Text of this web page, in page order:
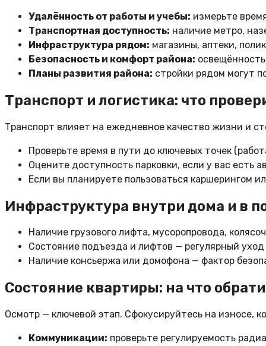
Удалённость от работы и учебы: измерьте
Транспортная доступность: наличие метро,
Инфраструктура рядом: магазины, аптеки,
Безопасность и комфорт района:
Планы развития района: стройки рядом могут
Транспорт и логистика: что
Транспорт влияет на ежедневное качество жизни и
Проверьте время в пути до ключевых точек
Оцените доступность парковки, если у вас есть
Если вы планируете пользоваться каршерингом
Инфраструктура внутри дома и в
Наличие грузового лифта, мусоропровода,
Состояние подъезда и лифтов — регулярный
Наличие консьержа или домофона — фактор
Состояние квартиры: на что
Осмотр — ключевой этап. Сфокусируйтесь на износе,
Коммуникации: проверьте регулируемость